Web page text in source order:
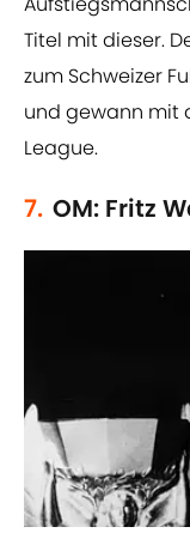
Titel mit dieser.
zum Schweizer
und gewann mit
League.
7. OM: Fritz